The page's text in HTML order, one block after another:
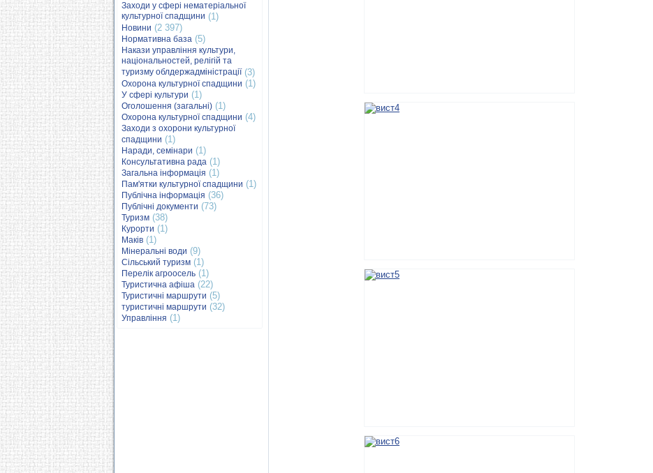
Заходи у сфері нематеріальної
культурної спадщини (1)
Новини (2 397)
Нормативна база (5)
Накази управління культури,
національностей, релігій та
туризму облдержадміністрації(3)
Охорона культурної спадщини (1)
У сфері культури (1)
Оголошення (загальні) (1)
Охорона культурної спадщини (4)
Заходи з охорони культурної
спадщини (1)
Наради, семінари (1)
Консультативна рада (1)
Загальна інформація (1)
Пам'ятки культурної спадщини (1)
Публічна інформація (36)
Публічні документи (73)
Туризм (38)
Курорти (1)
Маків (1)
Мінеральні води (9)
Сільський туризм (1)
Перелік агроосель (1)
Туристична афіша (22)
Туристичні маршрути (5)
туристичні маршрути (32)
Управління (1)